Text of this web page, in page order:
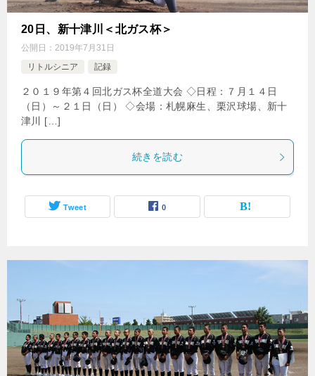
20日、新十津川＜北ガス杯＞
公開日： 2019年7月31日
リトルシニア
記録
２０１９年第４回北ガス杯全道大会 ◇日程：７月１４日
（日）～２１日（日） ◇会場：札幌麻生、栗沢球場、新十
津川 […]
続きを読む
Tweet 0